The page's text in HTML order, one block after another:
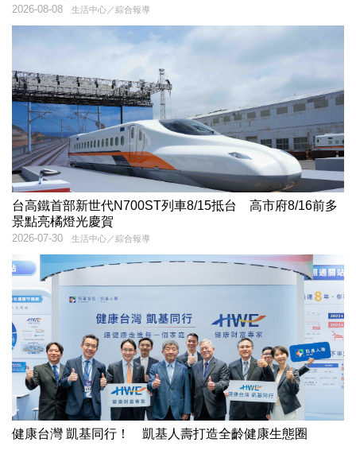
生活中心／綜合報導
2026-08-08
台高鐵首部新世代N700ST列車8/15抵台 高市府8/16前多
景點亮橘燈光慶賀
生活中心／綜合報導
2026-07-30
健康台灣 凱基同行！ 凱基人壽打造全齡健康生態圈